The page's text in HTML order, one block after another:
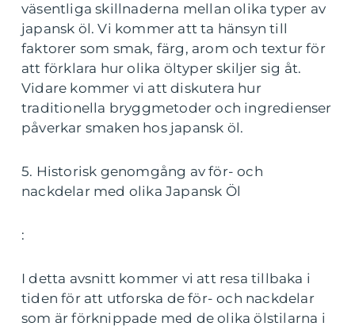
väsentliga skillnaderna mellan olika typer av
japansk öl. Vi kommer att ta hänsyn till
faktorer som smak, färg, arom och textur för
att förklara hur olika öltyper skiljer sig åt.
Vidare kommer vi att diskutera hur
traditionella bryggmetoder och ingredienser
påverkar smaken hos japansk öl.
5. Historisk genomgång av för- och
nackdelar med olika Japansk Öl
:
I detta avsnitt kommer vi att resa tillbaka i
tiden för att utforska de för- och nackdelar
som är förknippade med de olika ölstilarna i